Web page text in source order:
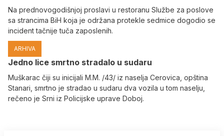
Na prednovogodišnjoj proslavi u restoranu Službe za poslove
sa strancima BiH koja je održana protekle sedmice dogodio se
incident tačnije tuča zaposlenih.
ARHIVA
Јedno lice smrtno stradalo u sudaru
Muškarac čiji su inicijali M.M. /43/ iz naselja Cerovica, opština
Stanari, smrtno je stradao u sudaru dva vozila u tom naselju,
rečeno je Srni iz Policijske uprave Doboj.